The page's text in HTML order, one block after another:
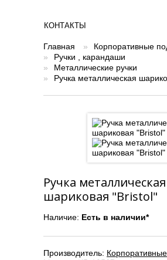
КОНТАКТЫ
Главная »
Корпоративные
»
Ручки , карандаши
»
Металлические ручки
»
Ручка металлическая
Ручка металлическая
шариковая "Bristol"
Наличие: Есть в наличии*
Производитель: